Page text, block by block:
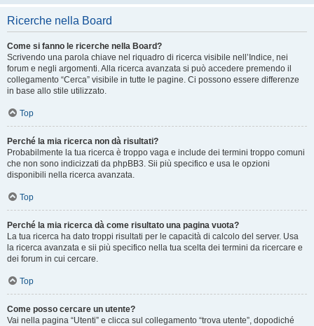
Ricerche nella Board
Come si fanno le ricerche nella Board?
Scrivendo una parola chiave nel riquadro di ricerca visibile nell’Indice, nei
forum e negli argomenti. Alla ricerca avanzata si può accedere premendo il
collegamento “Cerca” visibile in tutte le pagine. Ci possono essere differenze
in base allo stile utilizzato.
Top
Perché la mia ricerca non dà risultati?
Probabilmente la tua ricerca è troppo vaga e include dei termini troppo comuni
che non sono indicizzati da phpBB3. Sii più specifico e usa le opzioni
disponibili nella ricerca avanzata.
Top
Perché la mia ricerca dà come risultato una pagina vuota?
La tua ricerca ha dato troppi risultati per le capacità di calcolo del server. Usa
la ricerca avanzata e sii più specifico nella tua scelta dei termini da ricercare e
dei forum in cui cercare.
Top
Come posso cercare un utente?
Vai nella pagina “Utenti” e clicca sul collegamento “trova utente”, dopodiché